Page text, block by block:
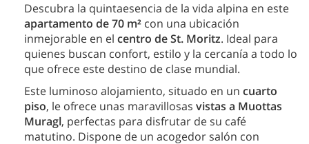
Descubra la quintaesencia de la vida alpina en este
apartamento de 70 m² con una ubicación
inmejorable en el centro de St. Moritz. Ideal para
quienes buscan confort, estilo y la cercanía a todo lo
que ofrece este destino de clase mundial.
Este luminoso alojamiento, situado en un cuarto
piso, le ofrece unas maravillosas vistas a Muottas
Muragl, perfectas para disfrutar de su café
matutino. Dispone de un acogedor salón con